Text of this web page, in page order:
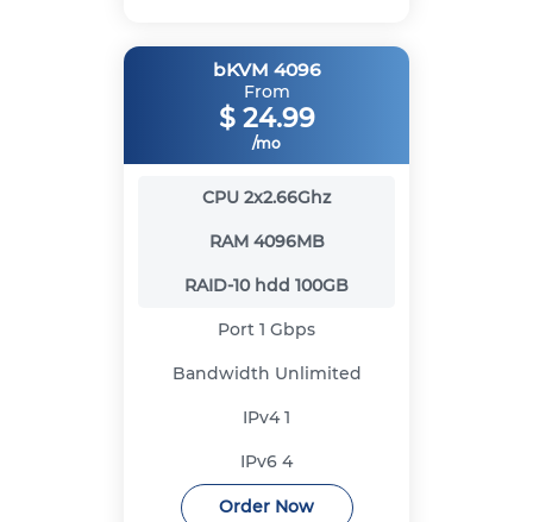
bKVM 4096
From
$ 24.99
/mo
CPU 2x2.66Ghz
RAM 4096MB
RAID-10 hdd 100GB
Port 1 Gbps
Bandwidth Unlimited
IPv41
IPv6 4
Order Now